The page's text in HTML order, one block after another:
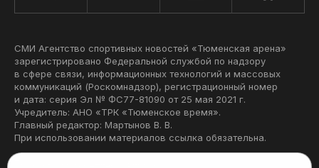
СМИ Агентство спортивных новостей «Тюменская арена»
зарегистрировано Федеральной службой по надзору
в сфере связи, информационных технологий и массовых
коммуникаций (Роскомнадзор), регистрационный номер
и дата: серия Эл № ФС77-81090 от 25 мая 2021 г.
Учредитель: АНО «ТРК «Тюменское время».
Главный редактор: Мартынов В. В.
При использовании материалов ссылка обязательна.